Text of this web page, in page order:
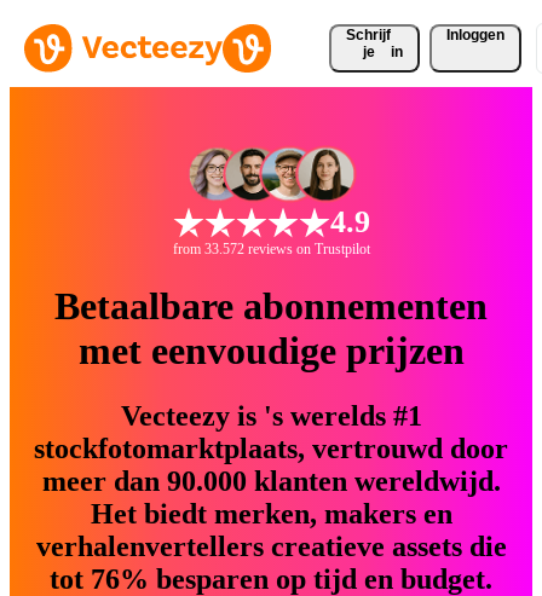
Schrijf
je
in
Inloggen
4.9
from 33.572 reviews on Trustpilot
Betaalbare abonnementen
met eenvoudige prijzen
Vecteezy is 's werelds #1
stockfotomarktplaats, vertrouwd door
meer dan 90.000 klanten wereldwijd.
Het biedt merken, makers en
verhalenvertellers creatieve assets die
tot 76% besparen op tijd en budget.